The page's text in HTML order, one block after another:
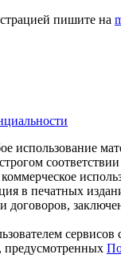
пишите на
в печатных
договоров,
сервисов
предусмотренных